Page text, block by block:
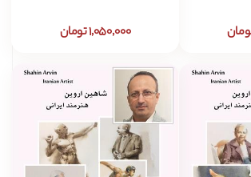
1,050,000 تومان